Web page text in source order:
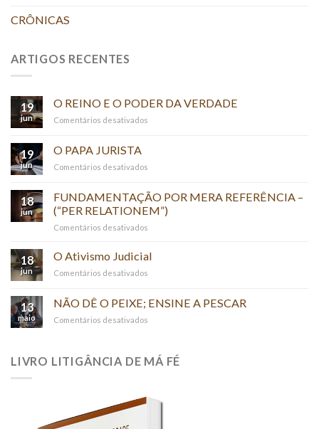
CRÔNICAS
ARTIGOS RECENTES
19
jun
O REINO E O PODER DA VERDADE
Comentários desativados
DA
VERDADE
19
jun
O PAPA JURISTA
Comentários desativados
PAPA
JURISTA
18
jun
FUNDAMENTAÇÃO POR MERA REFERÊNCIA –
(“PER RELATIONEM”)
Comentários desativados
POR
(“PER
18
jun
O Ativismo Judicial
Comentários desativados
Judicial
13
maio
NÃO DÊ O PEIXE; ENSINE A PESCAR
Comentários desativados
O
LIVRO LITIGÂNCIA DE MÁ FÉ